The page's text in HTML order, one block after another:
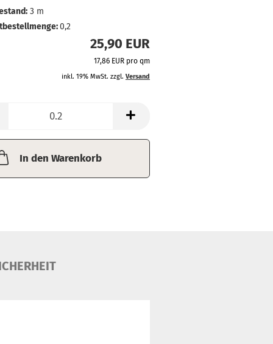
3 m
0,2
25,90 EUR
17,86 EUR pro qm
inkl. 19% MwSt. zzgl. Versand
In den Warenkorb